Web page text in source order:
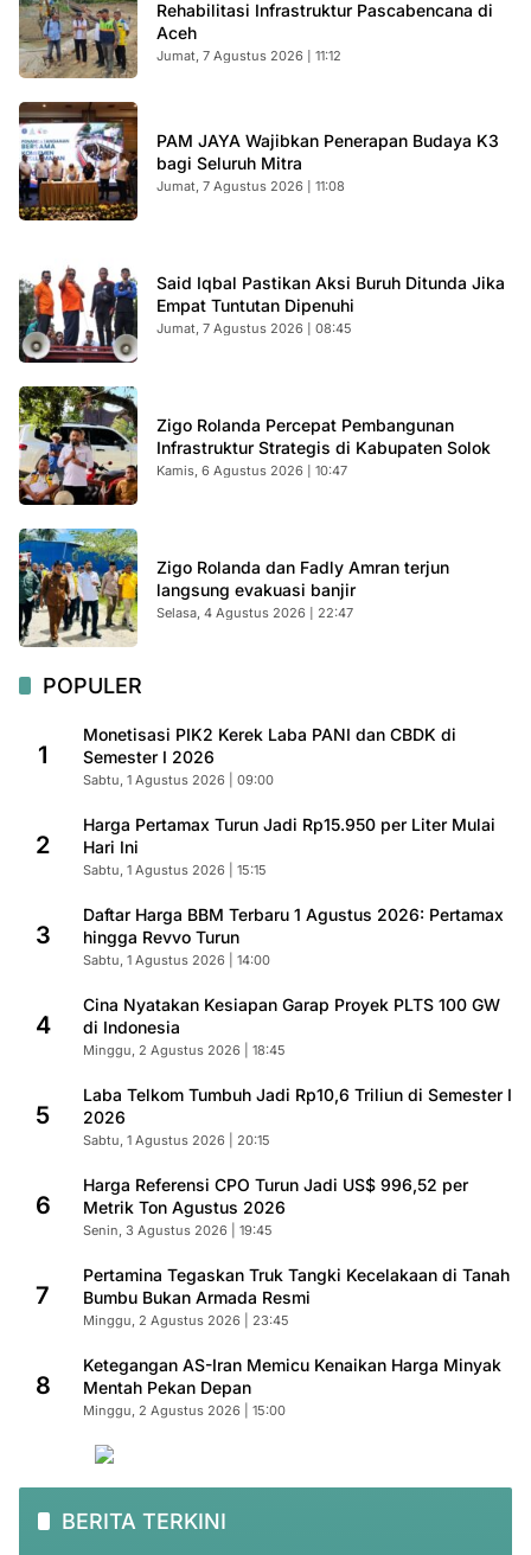
Rehabilitasi Infrastruktur Pascabencana di
Aceh
Jumat, 7 Agustus 2026 | 11:12
PAM JAYA Wajibkan Penerapan Budaya K3
bagi Seluruh Mitra
Jumat, 7 Agustus 2026 | 11:08
Said Iqbal Pastikan Aksi Buruh Ditunda Jika
Empat Tuntutan Dipenuhi
Jumat, 7 Agustus 2026 | 08:45
Zigo Rolanda Percepat Pembangunan
Infrastruktur Strategis di Kabupaten Solok
Kamis, 6 Agustus 2026 | 10:47
Zigo Rolanda dan Fadly Amran terjun
langsung evakuasi banjir
Selasa, 4 Agustus 2026 | 22:47
POPULER
1
Monetisasi PIK2 Kerek Laba PANI dan CBDK di
Semester I 2026
Sabtu, 1 Agustus 2026 | 09:00
2
Harga Pertamax Turun Jadi Rp15.950 per Liter Mulai
Hari Ini
Sabtu, 1 Agustus 2026 | 15:15
3
Daftar Harga BBM Terbaru 1 Agustus 2026: Pertamax
hingga Revvo Turun
Sabtu, 1 Agustus 2026 | 14:00
4
Cina Nyatakan Kesiapan Garap Proyek PLTS 100 GW
di Indonesia
Minggu, 2 Agustus 2026 | 18:45
5
Laba Telkom Tumbuh Jadi Rp10,6 Triliun di Semester I
2026
Sabtu, 1 Agustus 2026 | 20:15
6
Harga Referensi CPO Turun Jadi US$ 996,52 per
Metrik Ton Agustus 2026
Senin, 3 Agustus 2026 | 19:45
7
Pertamina Tegaskan Truk Tangki Kecelakaan di Tanah
Bumbu Bukan Armada Resmi
Minggu, 2 Agustus 2026 | 23:45
8
Ketegangan AS-Iran Memicu Kenaikan Harga Minyak
Mentah Pekan Depan
Minggu, 2 Agustus 2026 | 15:00
BERITA TERKINI